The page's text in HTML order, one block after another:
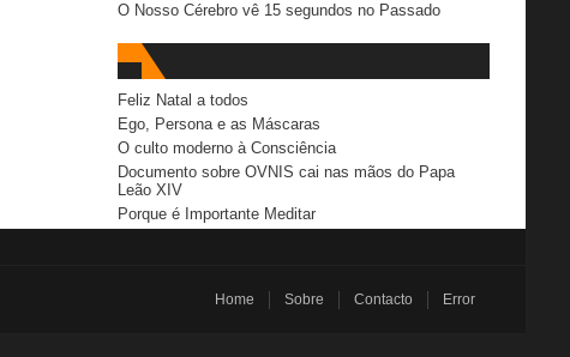
O Nosso Cérebro vê 15 segundos no Passado
Feliz Natal a todos
Ego, Persona e as Máscaras
O culto moderno à Consciência
Documento sobre OVNIS cai nas mãos do Papa
Leão XIV
Porque é Importante Meditar
Home Sobre Contacto Error